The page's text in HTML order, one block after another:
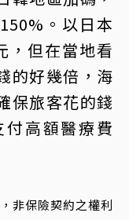
。以日本
，但在當地看
的好幾倍，海
保旅客花的錢
高額醫療費
非保險契約之權利